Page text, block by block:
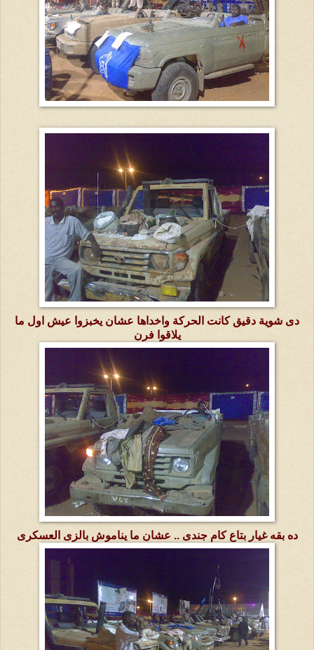
دى شوية دقيق كانت الحركة واخداها عشان يخبزوا عيش اول ما
يلاقوا فرن
ده بقه غيار بتاع كام جندى .. عشان ما يناموش بالزى العسكرى